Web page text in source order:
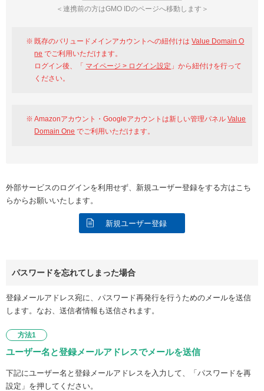
＜連携前の方はGMO IDのページへ移動します＞
既存のバリュードメインアカウントへの紐付けはValue Domain O
ne でご利用いただけます。
ログイン後、「 マイページ > ログイン設定 」から紐付けを行って
ください。
Amazonアカウント・Googleアカウントは新しい管理パネルValue
Domain One でご利用いただけます。
外部サービスのログインを利用せず、新規ユーザー登録をする方はこち
らからお願いいたします。
新規ユーザー登録
パスワードを忘れてしまった場合
登録メールアドレス宛に、パスワード再発行を行うためのメールを送信
します。なお、送信者情報も送信されます。
方法1
ユーザー名と登録メールアドレスでメールを送信
下記にユーザー名と登録メールアドレスを入力して、「パスワードを再
設定」を押してください。